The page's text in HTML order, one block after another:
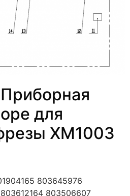
для
XM1003
803645976
803506607